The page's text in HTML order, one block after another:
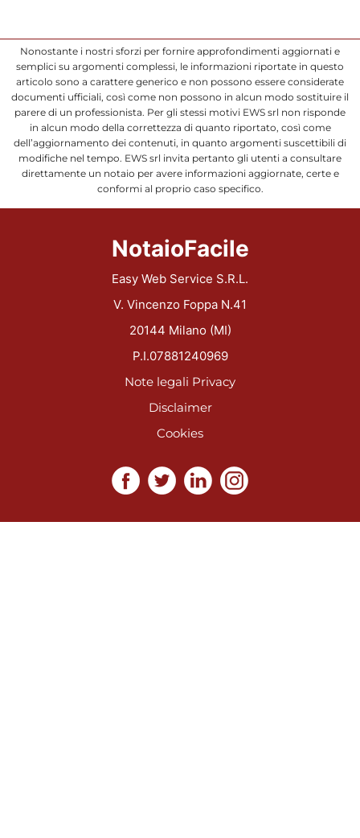
Nonostante i nostri sforzi per fornire approfondimenti aggiornati e
semplici su argomenti complessi, le informazioni riportate in questo
articolo sono a carattere generico e non possono essere considerate
documenti ufficiali, così come non possono in alcun modo sostituire il
parere di un professionista. Per gli stessi motivi EWS srl non risponde
in alcun modo della correttezza di quanto riportato, così come
dell’aggiornamento dei contenuti, in quanto argomenti suscettibili di
modifiche nel tempo. EWS srl invita pertanto gli utenti a consultare
direttamente un notaio per avere informazioni aggiornate, certe e
conformi al proprio caso specifico.
NotaioFacile
Easy Web Service S.R.L.
V. Vincenzo Foppa N.41
20144 Milano (MI)
P.I.07881240969
Note legali Privacy
Disclaimer
Cookies